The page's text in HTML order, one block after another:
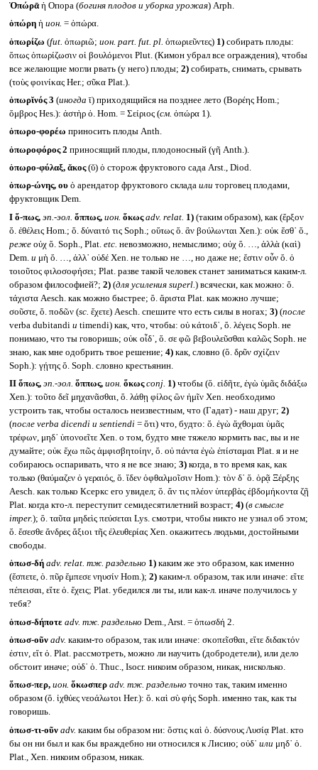
Ὀπώρᾱ ἡ Опора (богиня плодов и уборка урожая) Arph.
ὀπώρη ἡ ион. = ὀπώρα.
ὀπωρίζω (fut. ὀπωριῶ; ион. part. fut. pl. ὀπωριεῦντες) 1)собирать плоды:
ὅπως ὀπωρίζωσιν οἱ βουλόμενοι Plut. (Кимон убрал все ограждения), чтобы
все желающие могли рвать (у него) плоды; 2)собирать, снимать, срывать
(τοὺς φοινίκας Her.; σῦκα Plat.).
ὀπωρῐνός 3 (иногдаῑ) приходящийся на позднее лето (Βορέης Hom.;
ὄμβρος Hes.): ἀστὴρ ὀ. Hom. = Σείριος (см. ὀπώρα 1).
ὀπωρο-φορέω приносить плоды Anth.
ὀπωροφόρος 2 приносящий плоды, плодоносный (γῆ Anth.).
ὀπωρο-φύλαξ, ᾰκος(ῠ) ὁ сторож фруктового сада Arst., Diod.
ὀπωρ-ώνης, ουὁ арендатор фруктового склада или торговец плодами,
фруктовщик Dem.
I ὅ-πως, эп.-эол. ὅππως, ион. ὅκως adv. relat. 1)(таким образом), как (ἔρξον
ὅ. ἐθέλεις Hom.; ὅ. δύναιτό τις Soph.; οὕτως ὅ. ἂν βούλωνται Xen.): οὐκ ἔσθ᾽ ὅ.,
режеοὐχ ὅ. Soph., Plat. etc. невозможно, немыслимо; οὐχ ὅ. …, ἀλλὰ (καὶ)
Dem. и μὴ ὅ. …, ἀλλ᾽ οὐδέ Xen. не только не …, но даже не; ἔστιν οὖν ὅ. ὁ
τοιοῦτος φιλοσοφήσει; Plat. разве такой человек станет заниматься каким-л.
образом философией?; 2)(для усиления superl. ) всячески, как можно: ὅ.
τάχιστα Aesch. как можно быстрее; ὅ. ἄριστα Plat. как можно лучше;
σοῦστε, ὅ. ποδῶν (sc. ἔχετε) Aesch. спешите что есть силы в ногах; 3)(после
verba dubitandi и timendi) как, что, чтобы: οὐ κάτοιδ᾽, ὅ. λέγεις Soph. не
понимаю, что ты говоришь; οὐκ οἶδ᾽, ὅ. σε φῶ βεβουλεῦσθαι καλῶς Soph. не
знаю, как мне одобрить твое решение; 4)как, словно (ὅ. δρῦν σχίζειν
Soph.): γῄτης ὅ. Soph. словно крестьянин.
II ὅπως, эп.-эол. ὅππως, ион. ὅκως conj. 1)чтобы (ὅ. εἰδῆτε, ἐγὼ ὑμᾶς διδάξω
Xen.): τοῦτο δεῖ μηχανᾶσθαι, ὅ. λάθῃ φίλος ὢν ἡμῖν Xen. необходимо
устроить так, чтобы осталось неизвестным, что (Гадат) - наш друг; 2)
(после verba dicendi и sentiendi= ὅτι) что, будто: ὅ. ἐγὼ ἄχθομαι ὑμᾶς
τρέφων, μηδ᾽ ὑπονοεῖτε Xen. о том, будто мне тяжело кормить вас, вы и не
думайте; οὐκ ἔχω πῶς ἀμφισβητοίην, ὅ. οὐ πάντα ἐγὼ ἐπίσταμαι Plat. я и не
собираюсь оспаривать, что я не все знаю; 3)когда, в то время как, как
только (θαύμαζεν ὁ γεραιός, ὅ. ἴδεν ὀφθαλμοῖσιν Hom.): τὸν δ᾽ ὅ. ὁρᾷ Ξέρξης
Aesch. как только Ксеркс его увидел; ὅ. ἄν τις πλέον ὑπερβὰς ἑβδομήκοντα ζῇ
Plat. когда кто-л. переступит семидесятилетний возраст; 4)(в смысле
imper.); ὅ. ταῦτα μηδεὶς πεύσεται Lys. смотри, чтобы никто не узнал об этом;
ὅ. ἔσεσθε ἄνδρες ἄξιοι τῆς ἐλευθερίας Xen. окажитесь людьми, достойными
свободы.
ὁπωσ-δή adv. relat. тж. раздельно 1)каким же это образом, как именно
(ἔσπετε, ὁ. πῦρ ἔμπεσε νηυσίν Hom.); 2)каким-л. образом, так или иначе: εἴτε
πέπεισαι, εἴτε ὁ. ἔχεις; Plat. убедился ли ты, или как-л. иначе получилось у
тебя?
ὁπωσ-δήποτε adv. тж. раздельно Dem., Arst. = ὁπωσδή 2.
ὁπωσ-οῦν adv. каким-то образом, так или иначе: σκοπεῖσθαι, εἴτε διδακτόν
ἐστιν, εἴτ ὁ. Plat. рассмотреть, можно ли научить (добродетели), или дело
обстоит иначе; οὐδ᾽ ὁ. Thuc., Isocr. никоим образом, никак, нисколько.
ὅπωσ-περ, ион. ὅκωσπερ adv. тж. раздельно точно так, таким именно
образом (ὅ. ἰχθύες νεοάλωτοι Her.): ὅ. καὶ σὺ φής Soph. именно так, как ты
говоришь.
ὁπωσ-τι-οῦν adv. каким бы образом ни: ὅστις καὶ ὁ. δύσνους Λυσίᾳ Plat. кто
бы он ни был и как бы враждебно ни относился к Лисию; οὐδ᾽ или μηδ᾽ ὁ.
Plat., Xen. никоим образом, никак.